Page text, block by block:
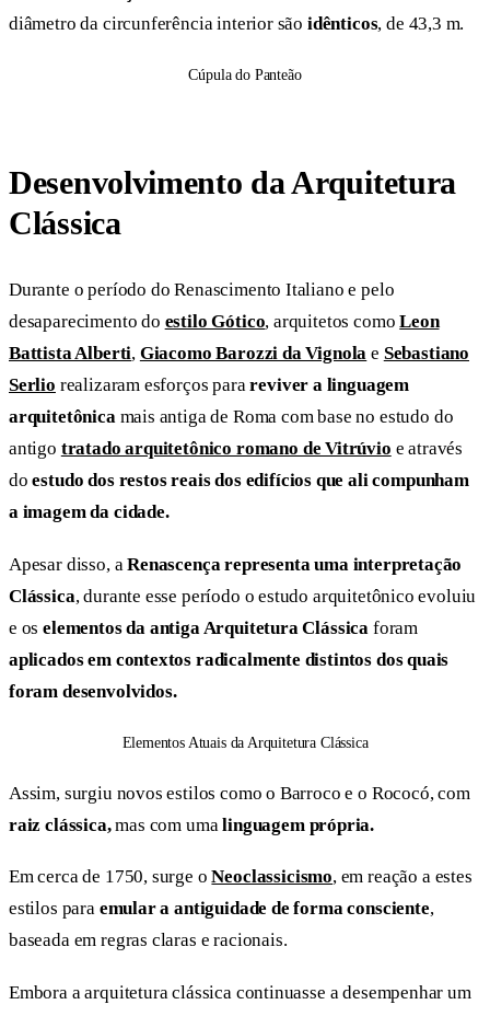
diâmetro da circunferência interior são idênticos, de 43,3 m.
Cúpula do Panteão
Desenvolvimento da Arquitetura
Clássica
Durante o período do Renascimento Italiano e pelo
desaparecimento do estilo Gótico, arquitetos comoLeon
Battista Alberti, Giacomo Barozzi da Vignola e Sebastiano
Serlio realizaram esforços parareviver a linguagem
arquitetônica mais antiga de Roma com base no estudo do
antigo tratado arquitetônico romano de Vitrúvio e através
doestudo dos restos reais dos edifícios que ali compunham
a imagem da cidade.
Apesar disso, aRenascença representa uma interpretação
Clássica, durante esse período o estudo arquitetônico evoluiu
e os elementos da antiga Arquitetura Clássica foram
aplicados em contextos radicalmente distintos dos quais
foram desenvolvidos.
Elementos Atuais da Arquitetura Clássica
Assim, surgiu novos estilos como o Barroco e o Rococó, com
raiz clássica,mas com uma linguagem própria.
Em cerca de 1750, surge oNeoclassicismo, em reação a estes
estilos para emular a antiguidade de forma consciente,
baseada em regras claras e racionais.
Embora a arquitetura clássica continuasse a desempenhar um